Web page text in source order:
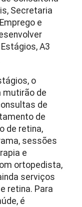
Secretaria
e
A3
o
mutirão de
de
de
de retina,
sessões
e
ortopedista,
serviços
retina. Para
é